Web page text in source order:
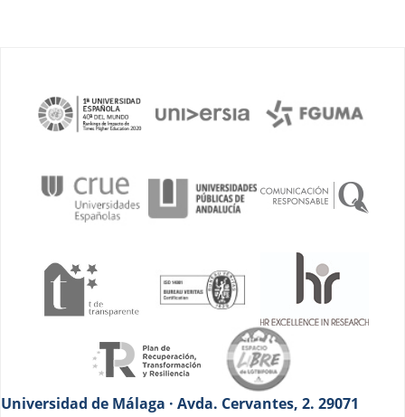
Universidad de Málaga · Avda. Cervantes, 2. 29071